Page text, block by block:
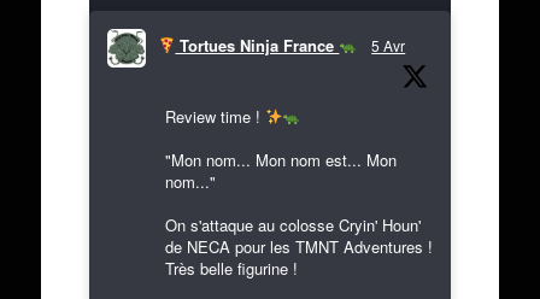
Tortues Ninja France 5 Avr
Review time !
"Mon nom... Mon nom est... Mon
nom..."
On s'attaque au colosse Cryin' Houn'
de NECA pour les TMNT Adventures !
Très belle figurine !